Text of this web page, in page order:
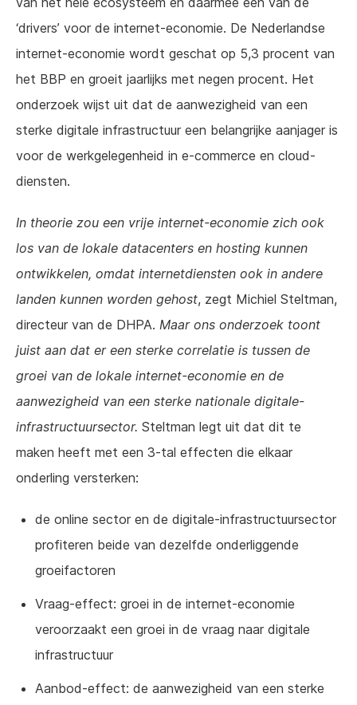
‘drivers’ voor de internet-economie. De Nederlandse
internet-economie wordt geschat op 5,3 procent van
het BBP en groeit jaarlijks met negen procent. Het
onderzoek wijst uit dat de aanwezigheid van een
sterke digitale infrastructuur een belangrijke aanjager is
voor de werkgelegenheid in e-commerce en cloud-
diensten.
In theorie zou een vrije internet-economie zich ook
los van de lokale datacenters en hosting kunnen
ontwikkelen, omdat internetdiensten ook in andere
landen kunnen worden gehost, zegt Michiel Steltman,
directeur van de DHPA. Maar ons onderzoek toont
juist aan dat er een sterke correlatie is tussen de
groei van de lokale internet-economie en de
aanwezigheid van een sterke nationale digitale-
infrastructuursector. Steltman legt uit dat dit te
maken heeft met een 3-tal effecten die elkaar
onderling versterken:
de online sector en de digitale-infrastructuursector
profiteren beide van dezelfde onderliggende
groeifactoren
Vraag-effect: groei in de internet-economie
veroorzaakt een groei in de vraag naar digitale
infrastructuur
Aanbod-effect: de aanwezigheid van een sterke